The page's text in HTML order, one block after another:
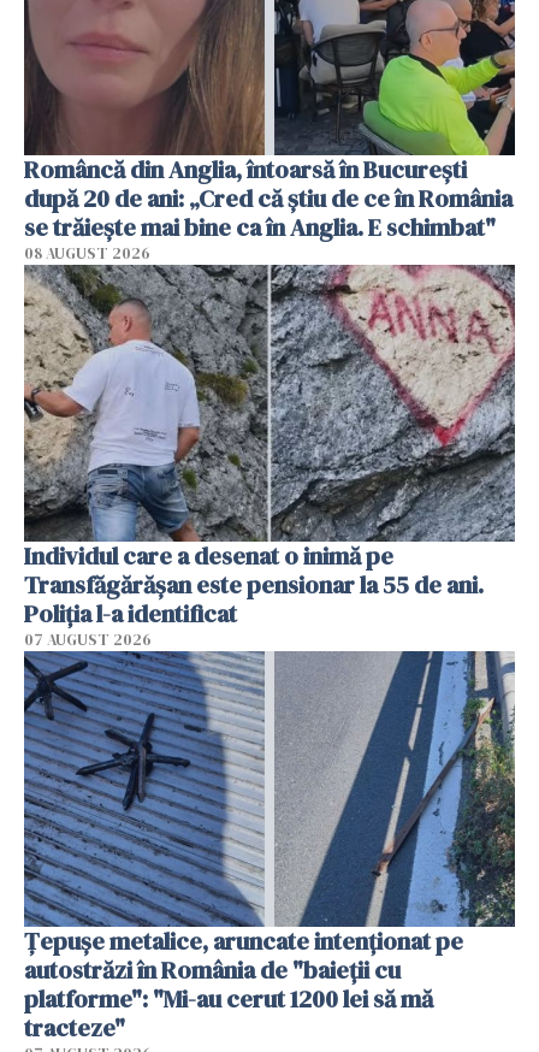
Româncă din Anglia, întoarsă în București
după 20 de ani: „Cred că știu de ce în România
se trăiește mai bine ca în Anglia. E schimbat"
08 AUGUST 2026
Individul care a desenat o inimă pe
Transfăgărășan este pensionar la 55 de ani.
Poliția l-a identificat
07 AUGUST 2026
Țepușe metalice, aruncate intenționat pe
autostrăzi în România de "baieții cu
platforme": "Mi-au cerut 1200 lei să mă
tracteze"